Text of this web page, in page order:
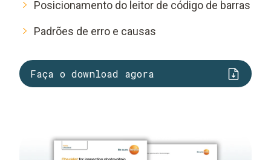
Posicionamento do leitor de código de barras
Padrões de erro e causas
Faça o download agora